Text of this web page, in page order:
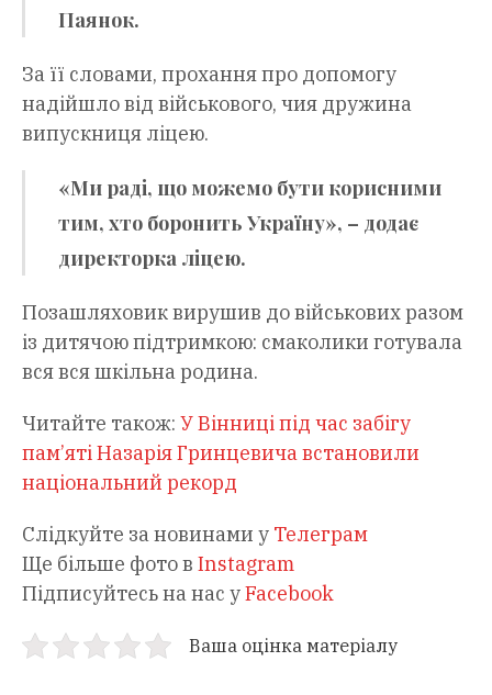
Паянок.
За її словами, прохання про допомогу
надійшло від військового, чия дружина
випускниця ліцею.
«Ми раді, що можемо бути корисними
тим, хто боронить Україну», – додає
директорка ліцею.
Позашляховик вирушив до військових разом
із дитячою підтримкою: смаколики готувала
вся вся шкільна родина.
Читайте також: У Вінниці під час забігу
пам’яті Назарія Гринцевича встановили
національний рекорд
Слідкуйте за новинами у Телеграм
Ще більше фото в Instagram
Підписуйтесь на нас уFacebook
Ваша оцінка матеріалу